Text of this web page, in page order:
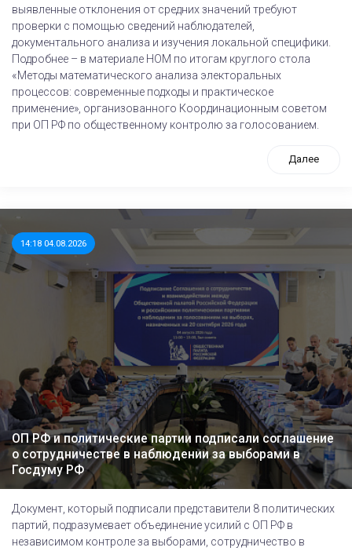
выявленные отклонения от средних значений требуют
проверки с помощью сведений наблюдателей,
документального анализа и изучения локальной специфики.
Подробнее – в материале НОМ по итогам круглого стола
«Методы математического анализа электоральных
процессов: современные подходы и практическое
применение», организованного Координационным советом
при ОП РФ по общественному контролю за голосованием.
Далее
14:18 04.08.2026
ОП РФ и политические партии подписали соглашение
о сотрудничестве в наблюдении за выборами в
Госдуму РФ
Документ, который подписали представители 8 политических
партий, подразумевает объединение усилий с ОП РФ в
независимом контроле за выборами, сотрудничество в